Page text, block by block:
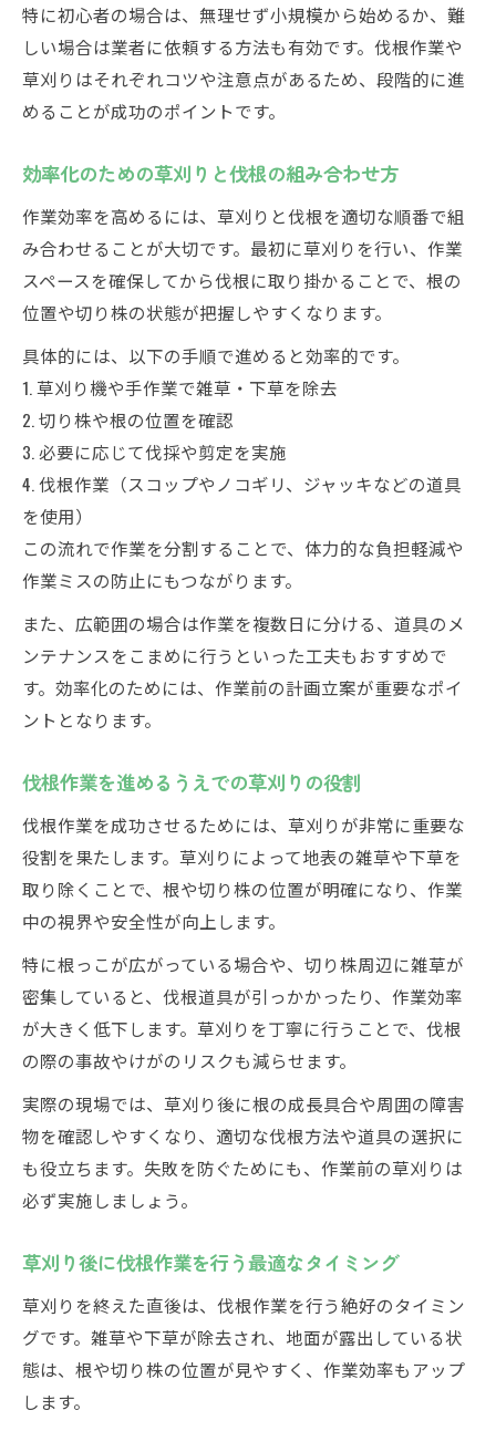
草刈りと伐根で重宝する便利グッズ紹介
根の除去に役立つ草刈り併用テクニック
伐根と草刈りを併用した根の除去方法
根の周囲を草刈りで整えて作業しやすくす
伐根前の草刈りで作業スペースを確保する
草刈りと併用することで根除去を楽にする
方法
伐開除根作業と草刈りの違いと特徴
伐根作業時に押さえたい失敗しない進行手
順
草刈りと併用する伐開除根作業の基本
草刈りと伐開除根作業の効果的な連携方法
伐根と抜根の違いと適切な方法選び
伐根と抜根の違いと作業内容を理解する
草刈りと組み合わせた抜根作業の特徴
自分でできる伐根・抜根それぞれの手順
状況に応じた伐根と抜根の選び方
草刈りが活きる伐根と抜根の使い分け法
特に初心者の場合は、無理せず小規模から始めるか、難
しい場合は業者に依頼する方法も有効です。伐根作業や
草刈りはそれぞれコツや注意点があるため、段階的に進
めることが成功のポイントです。
効率化のための草刈りと伐根の組み合わせ方
作業効率を高めるには、草刈りと伐根を適切な順番で組
み合わせることが大切です。最初に草刈りを行い、作業
スペースを確保してから伐根に取り掛かることで、根の
位置や切り株の状態が把握しやすくなります。
具体的には、以下の手順で進めると効率的です。
1. 草刈り機や手作業で雑草・下草を除去
2. 切り株や根の位置を確認
3. 必要に応じて伐採や剪定を実施
4. 伐根作業（スコップやノコギリ、ジャッキなどの道具
を使用）
この流れで作業を分割することで、体力的な負担軽減や
作業ミスの防止にもつながります。
また、広範囲の場合は作業を複数日に分ける、道具のメ
ンテナンスをこまめに行うといった工夫もおすすめで
す。効率化のためには、作業前の計画立案が重要なポイ
ントとなります。
伐根作業を進めるうえでの草刈りの役割
伐根作業を成功させるためには、草刈りが非常に重要な
役割を果たします。草刈りによって地表の雑草や下草を
取り除くことで、根や切り株の位置が明確になり、作業
中の視界や安全性が向上します。
特に根っこが広がっている場合や、切り株周辺に雑草が
密集していると、伐根道具が引っかかったり、作業効率
が大きく低下します。草刈りを丁寧に行うことで、伐根
の際の事故やけがのリスクも減らせます。
実際の現場では、草刈り後に根の成長具合や周囲の障害
物を確認しやすくなり、適切な伐根方法や道具の選択に
も役立ちます。失敗を防ぐためにも、作業前の草刈りは
必ず実施しましょう。
草刈り後に伐根作業を行う最適なタイミング
草刈りを終えた直後は、伐根作業を行う絶好のタイミン
グです。雑草や下草が除去され、地面が露出している状
態は、根や切り株の位置が見やすく、作業効率もアップ
します。